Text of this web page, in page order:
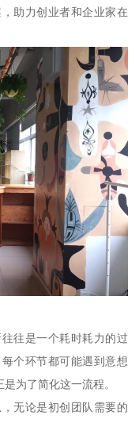
助力创业者和企业家在
往是一个耗时耗力的过
个环节都可能遇到意想
为了简化这一流程。
无论是初创团队需要的